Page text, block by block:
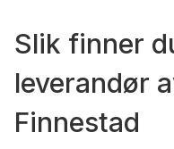
Slik finner
leverandør
Finnestad